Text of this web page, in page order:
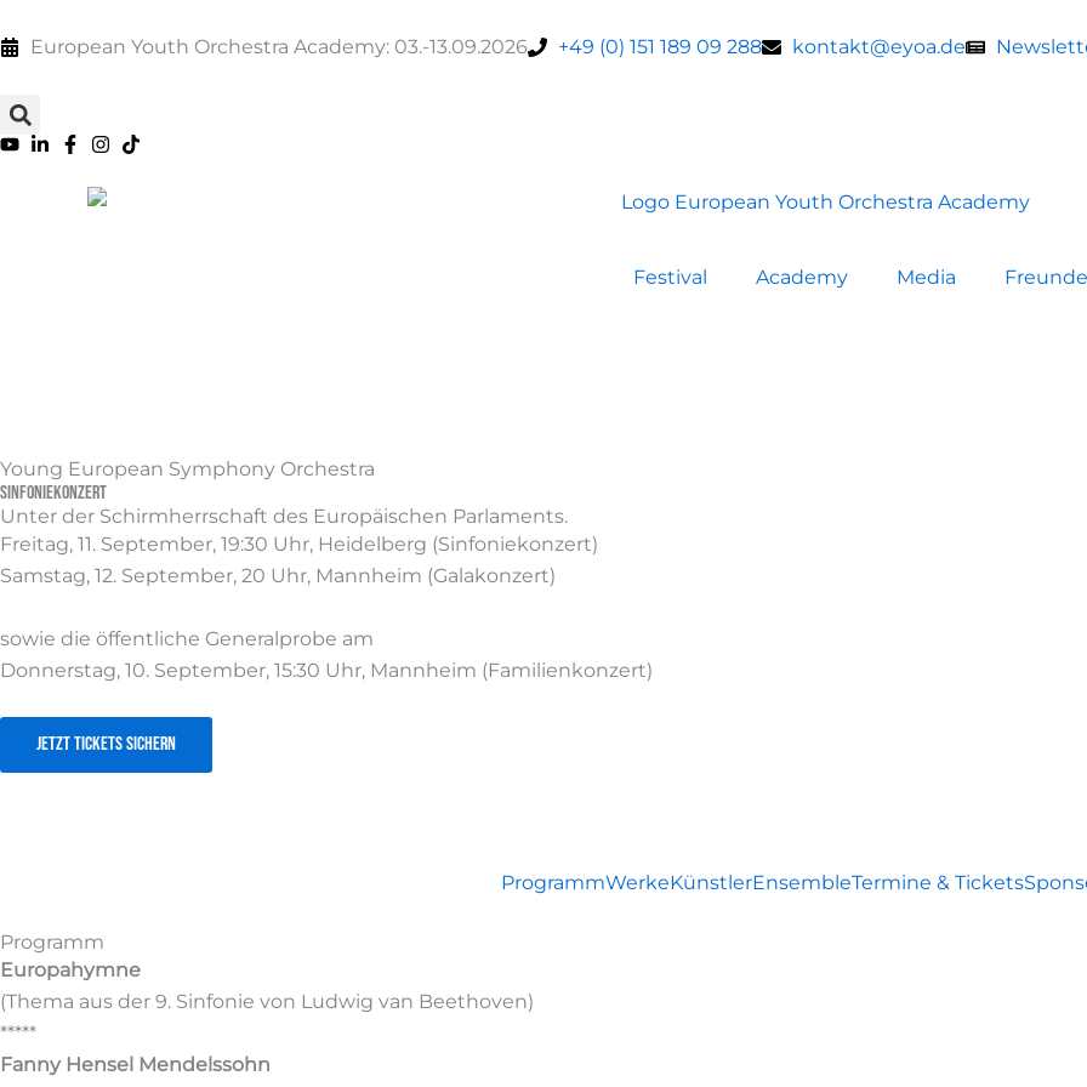
InhaltEuropean Youth Orchestra Academy: 03.-13.09.2026 +49 (0) 151 189 09 288 kontakt@eyoa.de
Festival Academy Media Freunde
Young European Symphony Orchestra
Sinfoniekonzert
Unter der Schirmherrschaft des Europäischen Parlaments.
Freitag, 11. September, 19:30 Uhr, Heidelberg (Sinfoniekonzert)
Samstag, 12. September, 20 Uhr, Mannheim (Galakonzert)
sowie die öffentliche Generalprobe am
Donnerstag, 10. September, 15:30 Uhr, Mannheim (Familienkonzert)
Jetzt Tickets sichern
ProgrammWerkeKünstlerEnsembleTermine & Tickets
Programm
Europahymne
(Thema aus der 9. Sinfonie von Ludwig van Beethoven)
*****
Fanny Hensel Mendelssohn